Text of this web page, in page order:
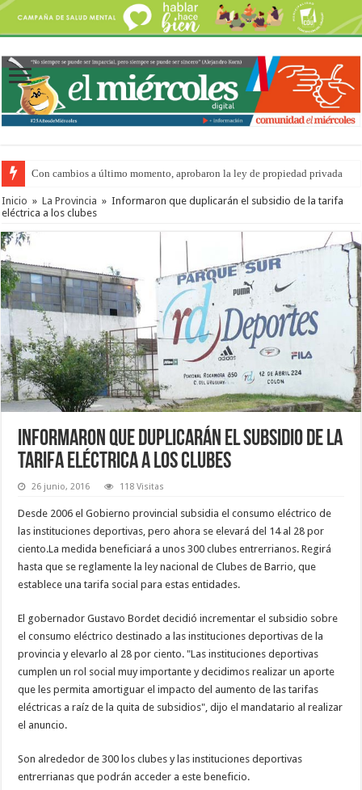
Con cambios a último momento, aprobaron la ley de propiedad privada
Inicio » La Provincia » Informaron que duplicarán el subsidio de la tarifa
eléctrica a los clubes
Informaron que duplicarán el subsidio de la
tarifa eléctrica a los clubes
26 junio, 2016 118 Visitas
Desde 2006 el Gobierno provincial subsidia el consumo eléctrico de
las instituciones deportivas, pero ahora se elevará del 14 al 28 por
ciento.La medida beneficiará a unos 300 clubes entrerrianos. Regirá
hasta que se reglamente la ley nacional de Clubes de Barrio, que
establece una tarifa social para estas entidades.
El gobernador Gustavo Bordet decidió incrementar el subsidio sobre
el consumo eléctrico destinado a las instituciones deportivas de la
provincia y elevarlo al 28 por ciento. "Las instituciones deportivas
cumplen un rol social muy importante y decidimos realizar un aporte
que les permita amortiguar el impacto del aumento de las tarifas
eléctricas a raíz de la quita de subsidios", dijo el mandatario al realizar
el anuncio.
Son alrededor de 300 los clubes y las instituciones deportivas
entrerrianas que podrán acceder a este beneficio.